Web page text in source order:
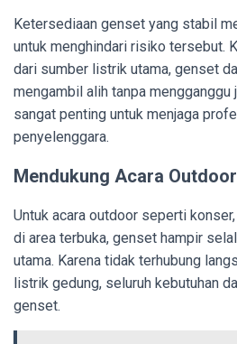
Ketersediaan genset yang stabil
untuk menghindari risiko tersebut.
dari sumber listrik utama, genset
mengambil alih tanpa mengganggu
sangat penting untuk menjaga
penyelenggara.
Mendukung Acara
Untuk acara outdoor seperti
di area terbuka, genset hampir
utama. Karena tidak terhubung
listrik gedung, seluruh kebutuhan
genset.